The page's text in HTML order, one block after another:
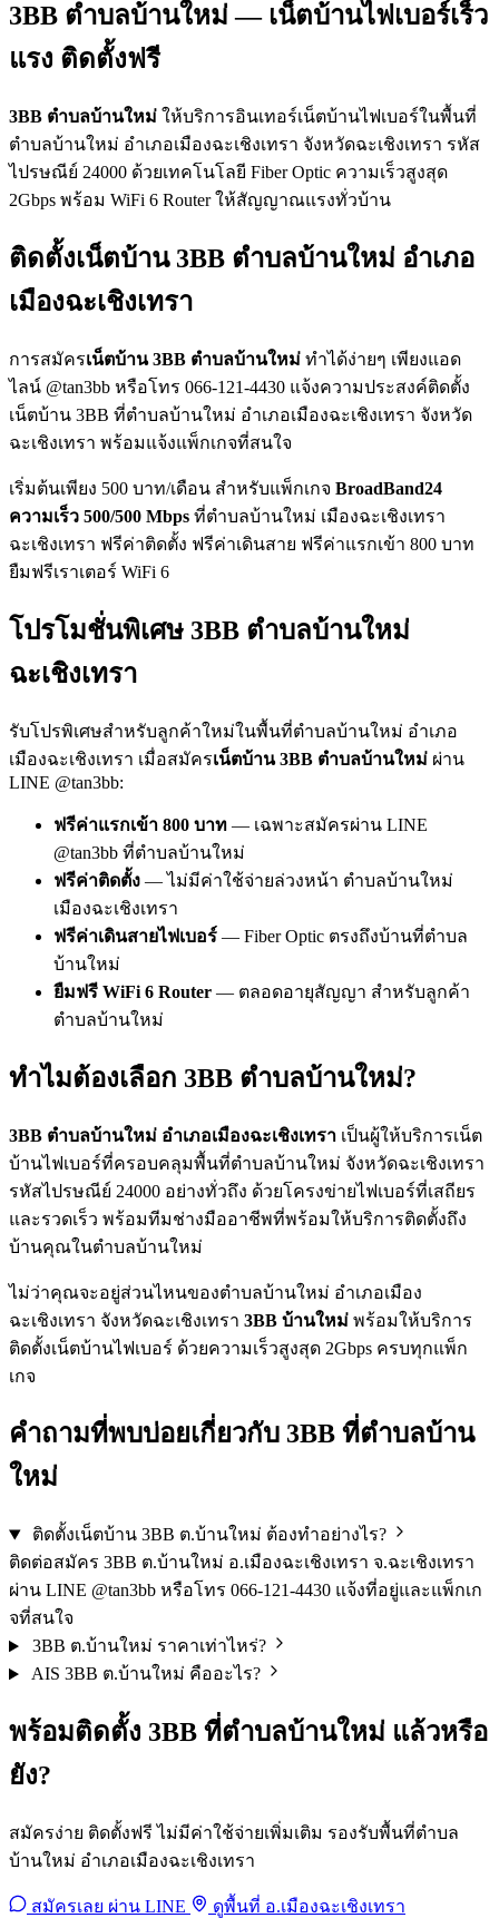
3BB ตำบลบ้านใหม่ — เน็ตบ้านไฟเบอร์เร็ว
แรง ติดตั้งฟรี
3BB ตำบลบ้านใหม่ ให้บริการอินเทอร์เน็ตบ้านไฟเบอร์ในพื้นที่
ตำบลบ้านใหม่ อำเภอเมืองฉะเชิงเทรา จังหวัดฉะเชิงเทรา รหัส
ไปรษณีย์ 24000 ด้วยเทคโนโลยี Fiber Optic ความเร็วสูงสุด
2Gbps พร้อม WiFi 6 Router ให้สัญญาณแรงทั่วบ้าน
ติดตั้งเน็ตบ้าน 3BB ตำบลบ้านใหม่ อำเภอ
เมืองฉะเชิงเทรา
การสมัครเน็ตบ้าน 3BB ตำบลบ้านใหม่ ทำได้ง่ายๆ เพียงแอด
ไลน์ @tan3bb หรือโทร 066-121-4430 แจ้งความประสงค์ติดตั้ง
เน็ตบ้าน 3BB ที่ตำบลบ้านใหม่ อำเภอเมืองฉะเชิงเทรา จังหวัด
ฉะเชิงเทรา พร้อมแจ้งแพ็กเกจที่สนใจ
เริ่มต้นเพียง 500 บาท/เดือน สำหรับแพ็กเกจ BroadBand24
ความเร็ว 500/500 Mbps ที่ตำบลบ้านใหม่ เมืองฉะเชิงเทรา
ฉะเชิงเทรา ฟรีค่าติดตั้ง ฟรีค่าเดินสาย ฟรีค่าแรกเข้า 800 บาท
ยืมฟรีเราเตอร์ WiFi 6
โปรโมชั่นพิเศษ 3BB ตำบลบ้านใหม่
ฉะเชิงเทรา
รับโปรพิเศษสำหรับลูกค้าใหม่ในพื้นที่ตำบลบ้านใหม่ อำเภอ
เมืองฉะเชิงเทรา เมื่อสมัครเน็ตบ้าน 3BB ตำบลบ้านใหม่ ผ่าน
LINE @tan3bb:
ฟรีค่าแรกเข้า 800 บาท — เฉพาะสมัครผ่าน LINE
@tan3bb ที่ตำบลบ้านใหม่
ฟรีค่าติดตั้ง — ไม่มีค่าใช้จ่ายล่วงหน้า ตำบลบ้านใหม่
เมืองฉะเชิงเทรา
ฟรีค่าเดินสายไฟเบอร์ — Fiber Optic ตรงถึงบ้านที่ตำบล
บ้านใหม่
ยืมฟรี WiFi 6 Router — ตลอดอายุสัญญา สำหรับลูกค้า
ตำบลบ้านใหม่
ทำไมต้องเลือก 3BB ตำบลบ้านใหม่?
3BB ตำบลบ้านใหม่ อำเภอเมืองฉะเชิงเทรา เป็นผู้ให้บริการเน็ต
บ้านไฟเบอร์ที่ครอบคลุมพื้นที่ตำบลบ้านใหม่ จังหวัดฉะเชิงเทรา
รหัสไปรษณีย์ 24000 อย่างทั่วถึง ด้วยโครงข่ายไฟเบอร์ที่เสถียร
และรวดเร็ว พร้อมทีมช่างมืออาชีพที่พร้อมให้บริการติดตั้งถึง
บ้านคุณในตำบลบ้านใหม่
ไม่ว่าคุณจะอยู่ส่วนไหนของตำบลบ้านใหม่ อำเภอเมือง
ฉะเชิงเทรา จังหวัดฉะเชิงเทรา 3BB บ้านใหม่ พร้อมให้บริการ
ติดตั้งเน็ตบ้านไฟเบอร์ ด้วยความเร็วสูงสุด 2Gbps ครบทุกแพ็ก
เกจ
คำถามที่พบบ่อยเกี่ยวกับ 3BB ที่ตำบลบ้าน
ใหม่
ติดตั้งเน็ตบ้าน 3BB ต.บ้านใหม่ ต้องทำอย่างไร?
ติดต่อสมัคร 3BB ต.บ้านใหม่ อ.เมืองฉะเชิงเทรา จ.ฉะเชิงเทรา
ผ่าน LINE @tan3bb หรือโทร 066-121-4430 แจ้งที่อยู่และแพ็กเก
จที่สนใจ
3BB ต.บ้านใหม่ ราคาเท่าไหร่?
AIS 3BB ต.บ้านใหม่ คืออะไร?
พร้อมติดตั้ง 3BB ที่ตำบลบ้านใหม่ แล้วหรือ
ยัง?
สมัครง่าย ติดตั้งฟรี ไม่มีค่าใช้จ่ายเพิ่มเติม รองรับพื้นที่ตำบล
บ้านใหม่ อำเภอเมืองฉะเชิงเทรา
สมัครเลย ผ่าน LINE ดูพื้นที่ อ.เมืองฉะเชิงเทรา